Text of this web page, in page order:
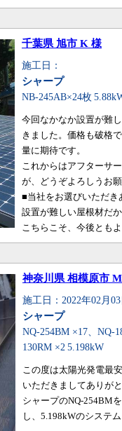
千葉県 旭市 K 様
施工日：
シャープ
NB-245AB×24枚
今回なかなか設置が難
きました。価格も破格
量に期待です。
これからはアフターサ
が、どうぞよろしうお願
■当社をお選びいただき
設置が難しい屋根材だ
こちらこそ、今後とも
神奈川県 相模原市
施工日：2022年02月03
シャープ
NQ-254BM ×17、NQ-
130RM ×2 5.198kW
この度は太陽光発電最
いただきましてありが
シャープのNQ-254BM
し、5.198kWのシステム